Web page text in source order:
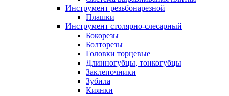
Инструмент резьбонарезной
Плашки
Инструмент столярно-слесарный
Бокорезы
Болторезы
Головки торцевые
Длинногубцы, тонкогубцы
Заклепочники
Зубила
Киянки